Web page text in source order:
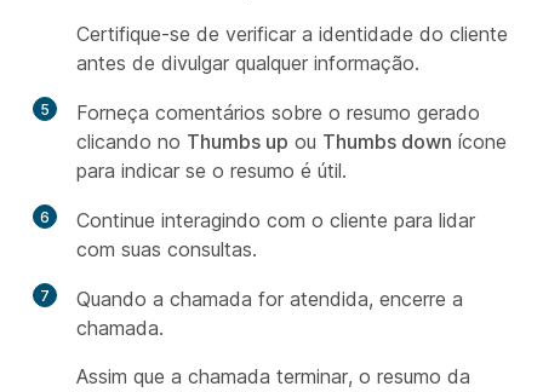
Certifique-se de verificar a identidade do cliente
antes de divulgar qualquer informação.
5
Forneça comentários sobre o resumo gerado
clicando no Thumbs up ou Thumbs down ícone
para indicar se o resumo é útil.
6
Continue interagindo com o cliente para lidar
com suas consultas.
7
Quando a chamada for atendida, encerre a
chamada.
Assim que a chamada terminar, o resumo da